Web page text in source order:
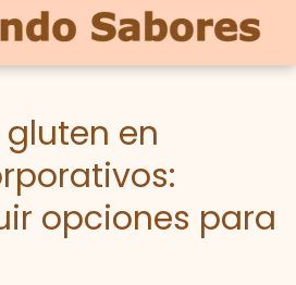
gluten en
opciones para